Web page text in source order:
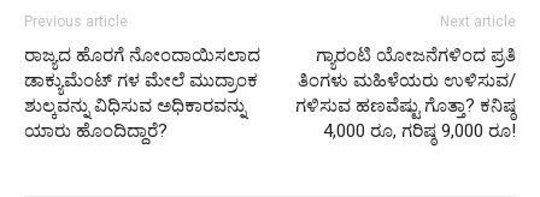
Previous article
ರಾಜ್ಯದ ಹೊರಗೆ ನೋಂದಾಯಿಸಲಾದ
ಡಾಕ್ಯುಮೆಂಟ್ ‌ಗಳ ಮೇಲೆ ಮುದ್ರಾಂಕ
ಶುಲ್ಕವನ್ನು ವಿಧಿಸುವ ಅಧಿಕಾರವನ್ನು
ಯಾರು ಹೊಂದಿದ್ದಾರೆ?
Next article
ಗ್ಯಾರಂಟಿ ಯೋಜನೆಗಳಿಂದ ಪ್ರತಿ
ತಿಂಗಳು ಮಹಿಳೆಯರು ಉಳಿಸುವ/
ಗಳಿಸುವ ಹಣವೆಷ್ಟು ಗೊತ್ತಾ? ಕನಿಷ್ಠ
4,000 ರೂ, ಗರಿಷ್ಠ 9,000 ರೂ!